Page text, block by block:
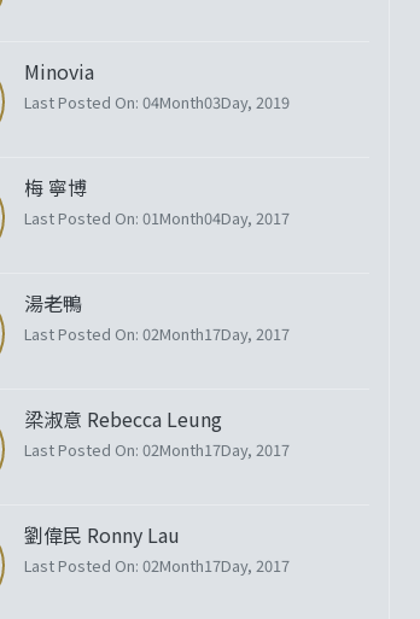
Minovia
Last Posted On: 04Month03Day, 2019
梅 寧博
Last Posted On: 01Month04Day, 2017
湯老鴨
Last Posted On: 02Month17Day, 2017
梁淑意 Rebecca Leung
Last Posted On: 02Month17Day, 2017
劉偉民 Ronny Lau
Last Posted On: 02Month17Day, 2017